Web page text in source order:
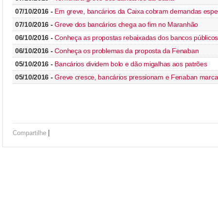
07/10/2016 - Em greve, bancários da Caixa cobram demandas
07/10/2016 -Greve dos bancários chega ao fim no Maranhão
06/10/2016 -Conheça as propostas rebaixadas dos bancos públicos
06/10/2016 -Conheça os problemas da proposta da Fenaban
05/10/2016 - Bancários dividem bolo e dão migalhas aos patrões
05/10/2016 -Greve cresce, bancários pressionam e Fenaban
Compartilhe |